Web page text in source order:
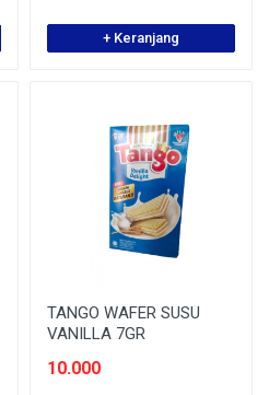
+ Keranjang
TANGO WAFER SUSU
VANILLA 7GR
10.000